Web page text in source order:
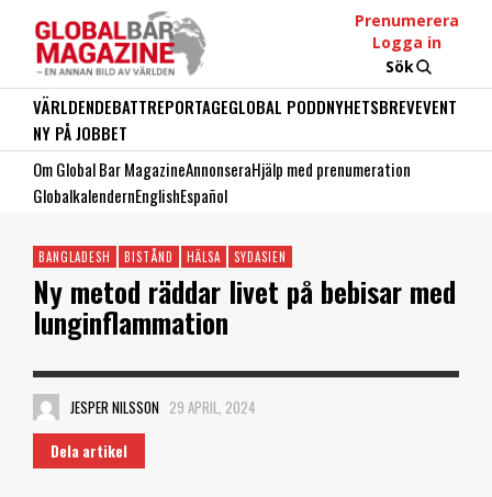
Prenumerera
Logga in
Sök
VÄRLDENDEBATTREPORTAGEGLOBAL PODDNYHETSBREVEVENT
NY PÅ JOBBET
Om Global Bar MagazineAnnonseraHjälp med prenumeration
GlobalkalendernEnglishEspañol
BANGLADESH BISTÅND HÄLSA SYDASIEN
Ny metod räddar livet på bebisar med
lunginflammation
JESPER NILSSON 29 APRIL, 2024
Dela artikel